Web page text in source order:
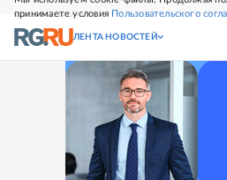
принимаете условия Пользовательского
СВЕЖИЙ НОМЕР
ЛЕНТА НОВОСТЕЙ